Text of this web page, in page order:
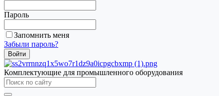
Пароль
Запомнить меня
Забыли пароль?
Комплектующие для промышленного оборудования